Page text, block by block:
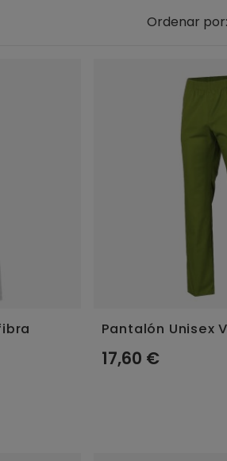
Ordenar por:
Pantalón Unisex
17,60 €